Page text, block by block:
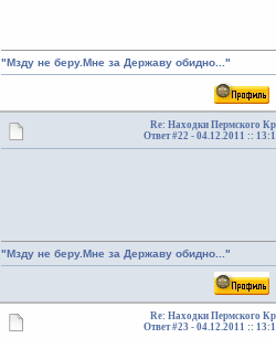
"Мзду не беру.Мне за Державу обидно..."
Re: Находки Пермского
Ответ #22 - 04.12.2011 ::
"Мзду не беру.Мне за Державу обидно..."
Re: Находки Пермского
Ответ #23 - 04.12.2011 ::